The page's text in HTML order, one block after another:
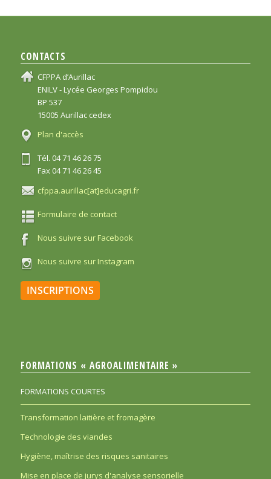
CONTACTS
CFPPA d’Aurillac
ENILV - Lycée Georges Pompidou
BP 537
15005 Aurillac cedex
Plan d'accès
Tél. 04 71 46 26 75
Fax 04 71 46 26 45
cfppa.aurillac[at]educagri.fr
Formulaire de contact
Nous suivre sur Facebook
Nous suivre sur Instagram
INSCRIPTIONS
FORMATIONS « AGROALIMENTAIRE »
FORMATIONS COURTES
Transformation laitière et fromagère
Technologie des viandes
Hygiène, maîtrise des risques sanitaires
Mise en place de jurys d'analyse sensorielle